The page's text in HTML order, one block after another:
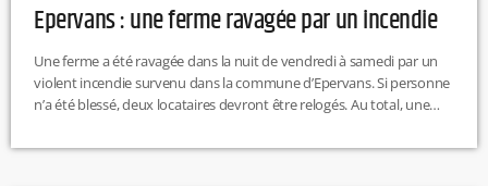
Epervans : une ferme ravagée par un incendie
Une ferme a été ravagée dans la nuit de vendredi à samedi par un
violent incendie survenu dans la commune d’Epervans. Si personne
n’a été blessé, deux locataires devront être relogés. Au total, une
venir à bout du sinistre. M.L